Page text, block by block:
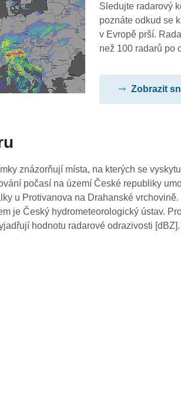
Sledujte radarový
poznáte odkud se
v Evropě prší.
než 100 radarů po
Zobrazit
znázorňují místa, na kterých se
počasí na území České republiky
u Protivanova na Drahanské
je Český hydrometeorologický ústav.
hodnotu radarové odrazivosti